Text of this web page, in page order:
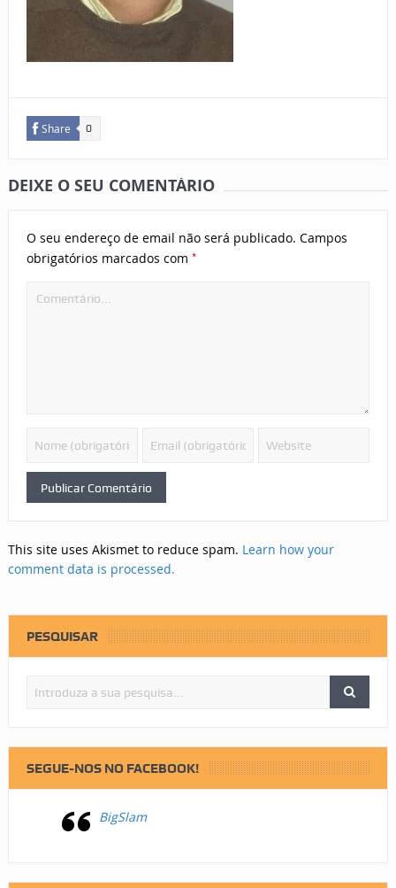
Share 0
DEIXE O SEU COMENTÁRIO
O seu endereço de email não será publicado. Campos
obrigatórios marcados com *
This site uses Akismet to reduce spam. Learn how your
comment data is processed.
PESQUISAR
SEGUE-NOS NO FACEBOOK!
BigSlam